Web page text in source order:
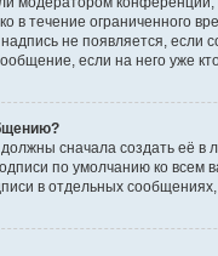
в течение ограниченного
не появляется,
если на него уже
сначала создать её
по умолчанию ко
в отдельных